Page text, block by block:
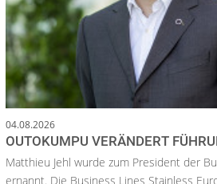
04.08.2026
OUTOKUMPU VERÄNDERT
Matthieu Jehl wurde zum President der
ernannt. Die Business Lines Stainless